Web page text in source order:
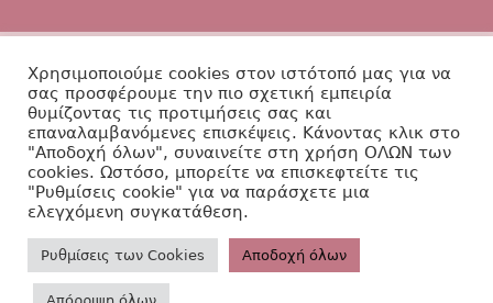
Βαπτιστικά Diamanti ©2026
Κατασκευή Ιστοσελίδας
Χρησιμοποιούμε cookies στον ιστότοπό μας για να
σας προσφέρουμε την πιο σχετική εμπειρία
θυμίζοντας τις προτιμήσεις σας και
επαναλαμβανόμενες επισκέψεις. Κάνοντας κλικ στο
"Αποδοχή όλων", συναινείτε στη χρήση ΟΛΩΝ των
cookies. Ωστόσο, μπορείτε να επισκεφτείτε τις
"Ρυθμίσεις cookie" για να παράσχετε μια
ελεγχόμενη συγκατάθεση.
Ρυθμίσεις των Cookies Aποδοχή όλων